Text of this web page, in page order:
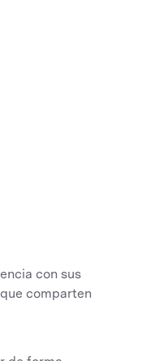
con sus
comparten